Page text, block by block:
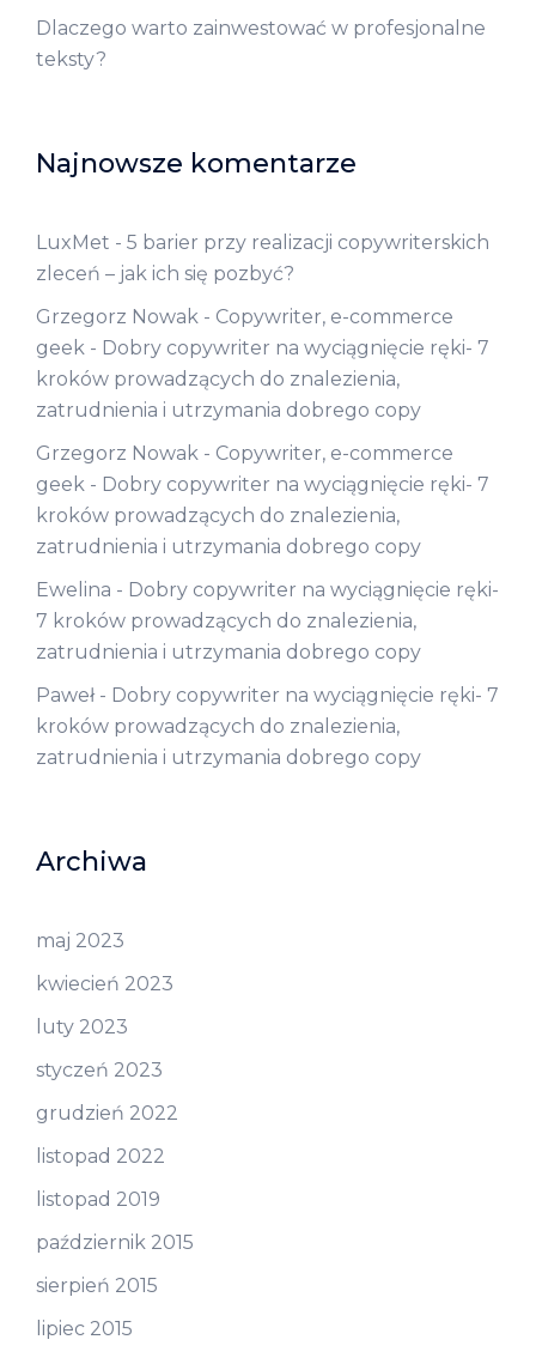
Dlaczego warto zainwestować w profesjonalne
teksty?
Najnowsze komentarze
LuxMet - 5 barier przy realizacji copywriterskich
zleceń – jak ich się pozbyć?
Grzegorz Nowak - Copywriter, e-commerce
geek - Dobry copywriter na wyciągnięcie ręki- 7
kroków prowadzących do znalezienia,
zatrudnienia i utrzymania dobrego copy
Grzegorz Nowak - Copywriter, e-commerce
geek - Dobry copywriter na wyciągnięcie ręki- 7
kroków prowadzących do znalezienia,
zatrudnienia i utrzymania dobrego copy
Ewelina - Dobry copywriter na wyciągnięcie ręki-
7 kroków prowadzących do znalezienia,
zatrudnienia i utrzymania dobrego copy
Paweł- Dobry copywriter na wyciągnięcie ręki- 7
kroków prowadzących do znalezienia,
zatrudnienia i utrzymania dobrego copy
Archiwa
maj 2023
kwiecień 2023
luty 2023
styczeń 2023
grudzień 2022
listopad 2022
listopad 2019
październik 2015
sierpień 2015
lipiec 2015